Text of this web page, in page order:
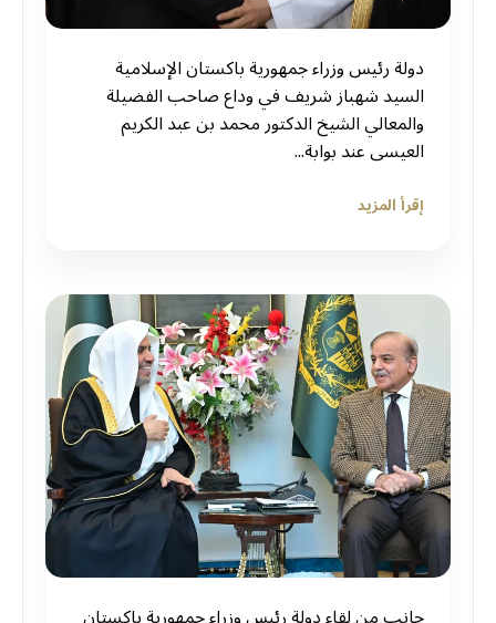
دولة رئيس وزراء جمهورية باكستان الإسلامية
السيد شهباز شريف في وداع صاحب الفضيلة
والمعالي الشيخ الدكتور محمد بن عبد الكريم
العيسى عند بوابة...
إقرأ المزيد